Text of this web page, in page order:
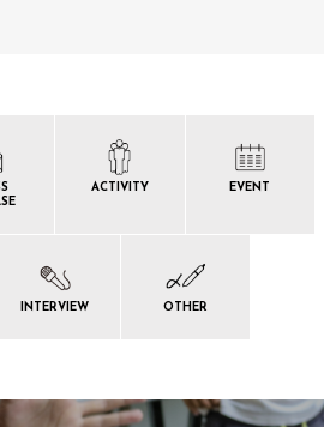
ACTIVITY EVENT
INTERVIEW OTHER